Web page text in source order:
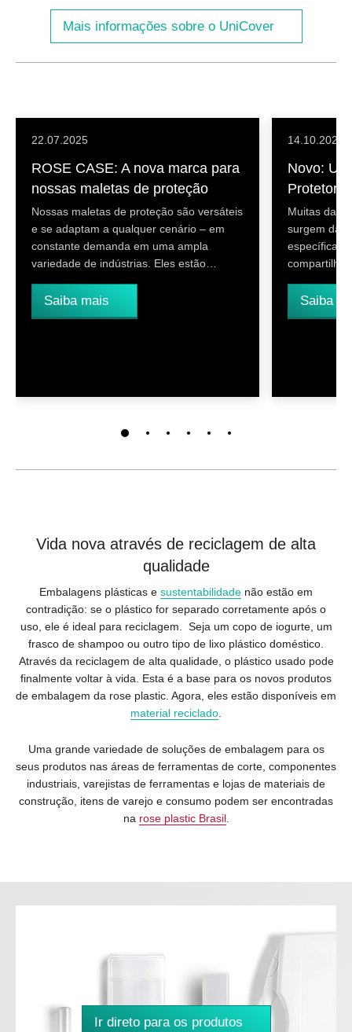
Mais informações sobre o UniCover
22.07.2025
ROSE CASE: A nova marca para
nossas maletas de proteção
Nossas maletas de proteção são versáteis
e se adaptam a qualquer cenário – em
constante demanda em uma ampla
variedade de indústrias. Eles estão…
Saiba mais
14.10.2024
Novo:
Protetora
Muitas das
surgem das
específicas
Saiba
Vida nova através de reciclagem de alta
qualidade
Embalagens plásticas e sustentabilidade não estão em
contradição: se o plástico for separado corretamente após o
uso, ele é ideal para reciclagem. Seja um copo de iogurte, um
frasco de shampoo ou outro tipo de lixo plástico doméstico.
Através da reciclagem de alta qualidade, o plástico usado pode
finalmente voltar à vida. Esta é a base para os novos produtos
de embalagem da rose plastic. Agora, eles estão disponíveis em
material reciclado
Uma grande variedade de soluções de embalagem para os
seus produtos nas áreas de ferramentas de corte, componentes
industriais, varejistas de ferramentas e lojas de materiais de
construção, itens de varejo e consumo podem ser encontradas
na rose plastic Brasil.
Ir direto para os produtos